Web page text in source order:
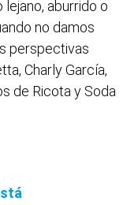
aburrido o
no damos
perspectivas
Charly García,
de Ricota y Soda